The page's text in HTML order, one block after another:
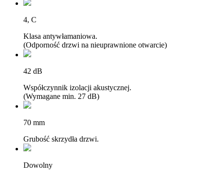
4, C
Klasa antywłamaniowa.
(Odporność drzwi na nieuprawnione otwarcie)
42 dB
Współczynnik izolacji akustycznej.
(Wymagane min. 27 dB)
70 mm
Grubość skrzydła drzwi.
Dowolny